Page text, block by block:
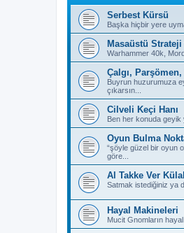
Serbest Kürsü
Başka hiçbir yere
Masaüstü
Warhammer 40k,
Çalgı,
Buyrun huzurumuza
çıkarsın...
Cilveli Keçi Hanı
Ben her konuda geyik
Oyun Bulma
“şöyle güzel bir oyun
göre...
Al Takke Ver
Satmak istediğiniz ya
Hayal Makineleri
Mucit Gnomların